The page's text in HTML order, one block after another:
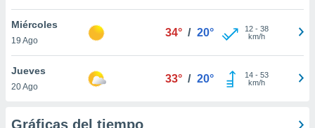
IP
posible
traten tus
en
Para
Miércoles
19 Ago
34° / 20° 12- 38
km/h
Jueves
20 Ago
33° / 20° 14- 53
km/h
Gráficas del tiempo